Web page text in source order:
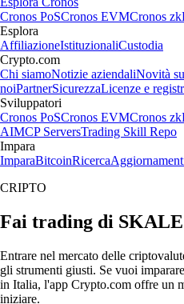
Cronos PoSCronos EVMCronos
Esplora
AffiliazioneIstituzionaliCustodia
Crypto.com
Chi siamoNotizie aziendaliNovità
noiPartnerSicurezzaLicenze e
Sviluppatori
Cronos PoSCronos EVMCronos
AIMCP ServersTrading Skill Repo
Impara
ImparaBitcoinRicerca
CRIPTO
Fai trading di
Entrare nel mercato delle
gli strumenti giusti. Se vuoi
in Italia, l'app Crypto.com offre un
iniziare.